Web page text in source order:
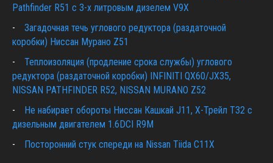
Pathfinder R51 c 3-х литровым дизелем V9X
Загадочная течь углового редуктора (раздаточной
коробки) Ниссан Мурано Z51
Теплоизоляция (продление срока службы) углового
редуктора (раздаточной коробки) INFINITI QX60/JX35,
NISSAN PATHFINDER R52, NISSAN MURANO Z52
Не набирает обороты Ниссан Кашкай J11, Х-Трейл T32 с
дизельным двигателем 1.6DCI R9M
Посторонний стук спереди на Nissan Tiida C11X